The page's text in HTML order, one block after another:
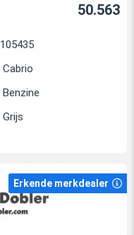
50.563
105435
Cabrio
Benzine
Grijs
Erkende merkdealer